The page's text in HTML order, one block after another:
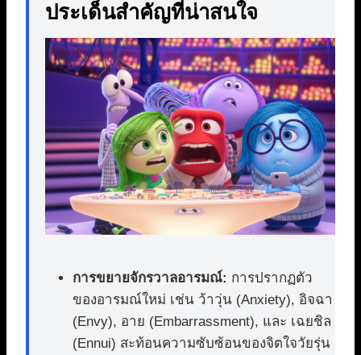
ประเด็นสำคัญที่น่าสนใจ
การขยายจักรวาลอารมณ์: การปรากฏตัว
ของอารมณ์ใหม่ เช่น ว้าวุ่น (Anxiety), อิจฉา
(Envy), อาย (Embarrassment), และ เฉยชิล
(Ennui) สะท้อนความซับซ้อนของจิตใจวัยรุ่น